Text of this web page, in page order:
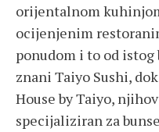
orijentalnom
ocijenjenim
ponudom i to od
znani Taiyo Sushi,
House by Taiyo,
specijaliziran za